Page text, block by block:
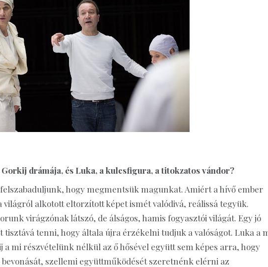
drámája, és Luka, a kulcsfigura, a titokzatos vándor?
hogy megmentsük magunkat. Amiért a hívő ember
alkotott eltorzított képet ismét valódivá, reálissá tegyük.
virágzónak látszó, de álságos, hamis fogyasztói világát. Egy jó
tisztává tenni, hogy általa újra érzékelni tudjuk a valóságot. Luka a
mi részvételünk nélkül az ő hősével együtt sem képes arra, hogy
szellemi együttműködését szeretnénk elérni az